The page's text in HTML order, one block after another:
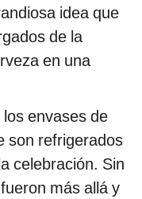
idea que
de la
en una
envases de
son refrigerados
celebración. Sin
más allá y